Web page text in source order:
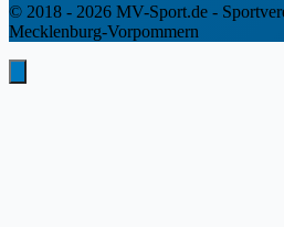
© 2018 - 2026 MV-Sport.de -
Mecklenburg-Vorpommern